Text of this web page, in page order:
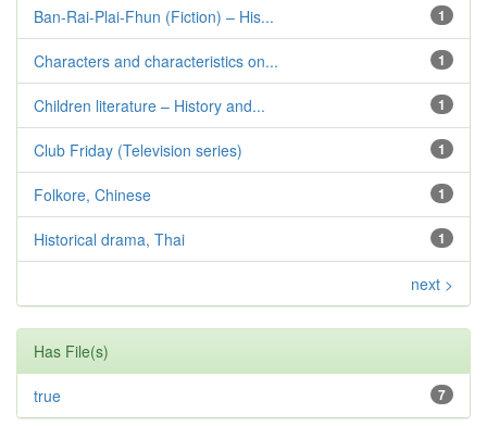
1
Ban-Rai-Plai-Fhun (Fiction) – His...
1
Characters and characteristics on...
1
Children literature – History and...
1
Club Friday (Television series)
1
Folkore, Chinese
1
Historical drama, Thai
next >
Has File(s)
7
true